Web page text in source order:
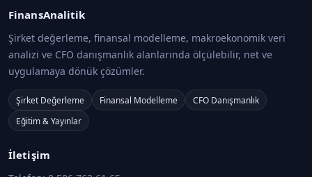
FinansAnalitik
Şirket değerleme, finansal modelleme, makroekonomik veri
analizi ve CFO danışmanlık alanlarında ölçülebilir, net ve
uygulamaya dönük çözümler.
Şirket Değerleme Finansal Modelleme
CFO Danışmanlık
Eğitim & Yayınlar
İletişim